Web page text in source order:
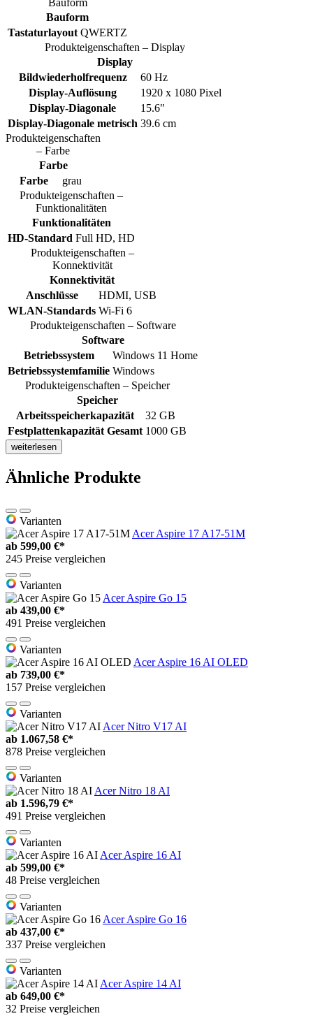
Bauform
Bauform
Tastaturlayout QWERTZ
Produkteigenschaften – Display
Display
Bildwiederholfrequenz
60 Hz
Display-Auflösung
1920 x 1080 Pixel
Display-Diagonale
15.6"
Display-Diagonale metrisch 39.6 cm
Produkteigenschaften
– Farbe
Farbe
Farbe
grau
Produkteigenschaften –
Funktionalitäten
Funktionalitäten
HD-Standard Full HD, HD
Produkteigenschaften –
Konnektivität
Konnektivität
Anschlüsse
HDMI, USB
WLAN-Standards Wi-Fi 6
Produkteigenschaften – Software
Software
Betriebssystem
Windows 11 Home
Betriebssystemfamilie Windows
Produkteigenschaften – Speicher
Speicher
Arbeitsspeicherkapazität
32 GB
Festplattenkapazität Gesamt 1000 GB
weiterlesen
Ähnliche Produkte
Varianten
Acer Aspire 17 A17-51M
ab 599,00 €*
245 Preise vergleichen
Varianten
Acer Aspire Go 15
ab 439,00 €*
491 Preise vergleichen
Varianten
Acer Aspire 16 AI OLED
ab 739,00 €*
157 Preise vergleichen
Varianten
Acer Nitro V17 AI
ab 1.067,58 €*
878 Preise vergleichen
Varianten
Acer Nitro 18 AI
ab 1.596,79 €*
491 Preise vergleichen
Varianten
Acer Aspire 16 AI
ab 599,00 €*
48 Preise vergleichen
Varianten
Acer Aspire Go 16
ab 437,00 €*
337 Preise vergleichen
Varianten
Acer Aspire 14 AI
ab 649,00 €*
32 Preise vergleichen